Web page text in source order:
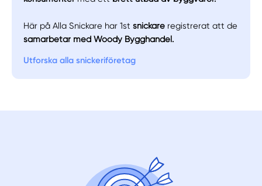
Här på Alla Snickare har 1stsnickare registrerat att de
samarbetar med Woody Bygghandel.
Utforska alla snickeriföretag